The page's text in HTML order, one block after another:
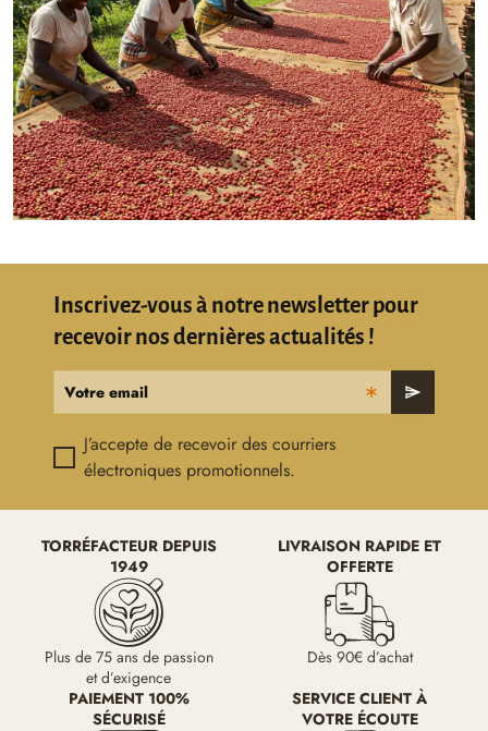
Inscrivez-vous à notre newsletter pour
recevoir nos dernières actualités !
Votre email send
J’accepte de recevoir des courriers
électroniques promotionnels.
TORRÉFACTEUR DEPUIS
1949
Plus de 75 ans de passion
et d’exigence
LIVRAISON RAPIDE ET
OFFERTE
Dès 90€ d’achat
PAIEMENT 100%
SÉCURISÉ
SERVICE CLIENT À
VOTRE ÉCOUTE